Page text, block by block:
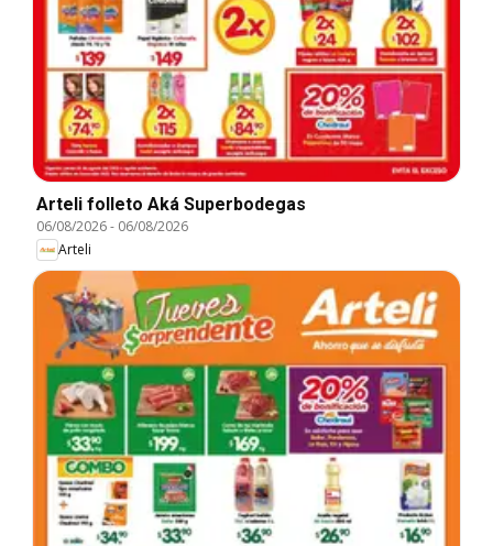
Arteli folleto Aká Superbodegas
06/08/2026- 06/08/2026
Arteli